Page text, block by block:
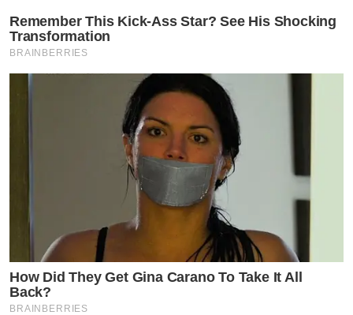
Remember This Kick-Ass Star? See His Shocking
Transformation
BRAINBERRIES
How Did They Get Gina Carano To Take It All
Back?
BRAINBERRIES